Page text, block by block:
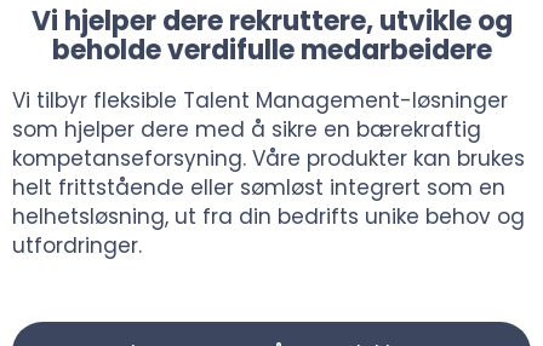
Vi hjelper dere rekruttere, utvikle og
beholde verdifulle medarbeidere
Vi tilbyr fleksible Talent Management-løsninger
som hjelper dere med å sikre en bærekraftig
kompetanseforsyning. Våre produkter kan brukes
helt frittstående eller sømløst integrert som en
helhetsløsning, ut fra din bedrifts unike behov og
utfordringer.